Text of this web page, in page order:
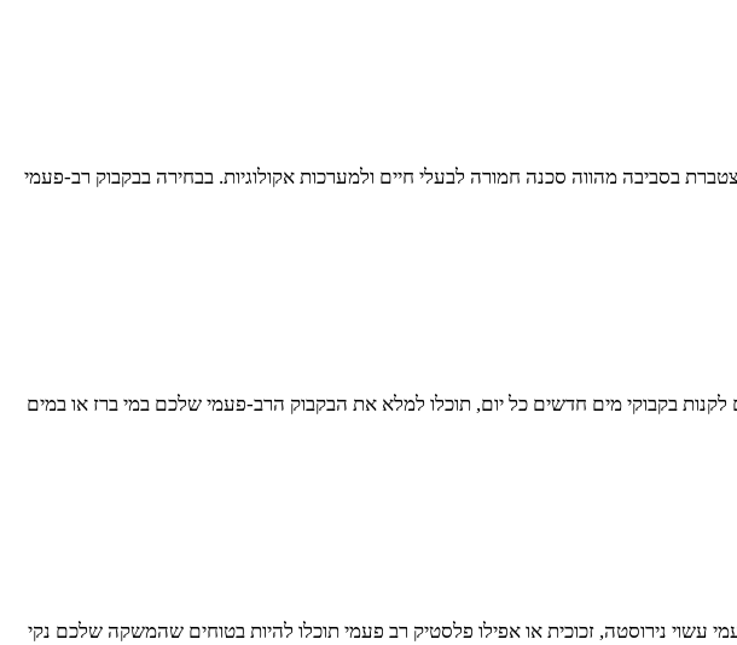
בסביבה מהווה סכנה חמורה לבעלי חיים ולמערכות אקולוגיות. בבחירה בבקבוק רב-פעמי
בקבוקי מים חדשים כל יום, תוכלו למלא את הבקבוק הרב-פעמי שלכם במי ברז או במים
נירוסטה, זכוכית או אפילו פלסטיק רב פעמי תוכלו להיות בטוחים שהמשקה שלכם נקי